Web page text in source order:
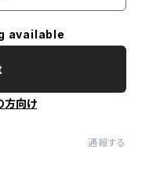
available
方向け
通報する